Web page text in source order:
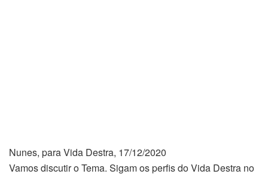
Nunes, para Vida Destra, 17/12/2020
Vamos discutir o Tema. Sigam os perfis do Vida Destra no